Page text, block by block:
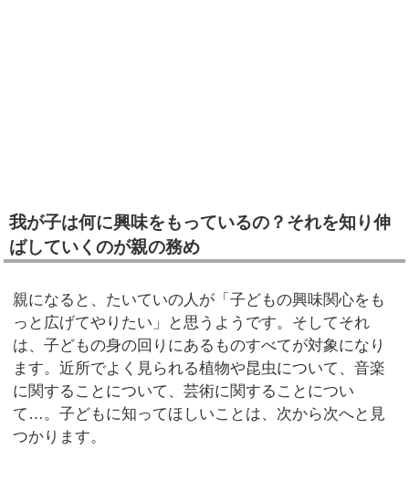
我が子は何に興味をもっているの？それを知り伸
ばしていくのが親の務め
親になると、たいていの人が「子どもの興味関心をも
っと広げてやりたい」と思うようです。そしてそれ
は、子どもの身の回りにあるものすべてが対象になり
ます。近所でよく見られる植物や昆虫について、音楽
に関することについて、芸術に関することについ
て…。子どもに知ってほしいことは、次から次へと見
つかります。